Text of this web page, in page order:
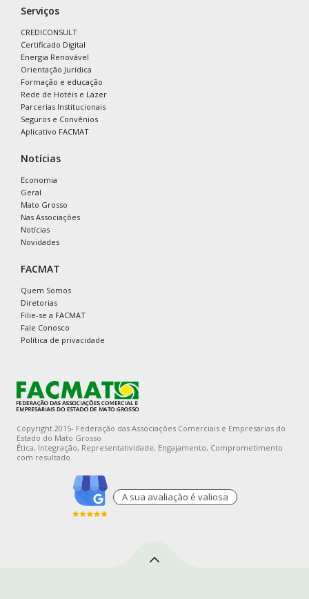
Serviços
CREDICONSULT
Certificado Digital
Energia Renovável
Orientação Jurídica
Formação e educação
Rede de Hotéis e Lazer
Parcerias Institucionais
Seguros e Convênios
Aplicativo FACMAT
Notícias
Economia
Geral
Mato Grosso
Nas Associações
Notícias
Novidades
FACMAT
Quem Somos
Diretorias
Filie-se a FACMAT
Fale Conosco
Política de privacidade
Copyright 2015- Federação das Associações Comerciais e Empresarias do
Estado do Mato Grosso
Ética, Integração, Representatividade, Engajamento, Comprometimento
com resultado.
A sua avaliaçào é valiosa